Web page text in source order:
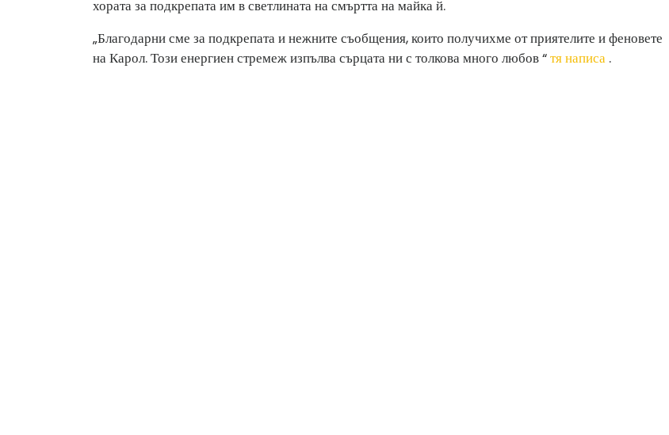
хората за подкрепата им в светлината на смъртта на майка й.
„Благодарни сме за подкрепата и нежните съобщения, които получихме от приятелите и феновете
на Карол. Този енергиен стремеж изпълва сърцата ни с толкова много любов “тя написа .